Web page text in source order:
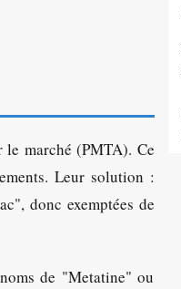
marché (PMTA). Ce
Leur solution :
donc exemptées de
de "Metatine" ou